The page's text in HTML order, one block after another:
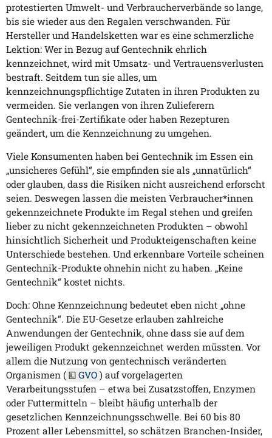
protestierten Umwelt- und Verbraucherverbände so lange,
bis sie wieder aus den Regalen verschwanden. Für
Hersteller und Handelsketten war es eine schmerzliche
Lektion: Wer in Bezug auf Gentechnik ehrlich
kennzeichnet, wird mit Umsatz- und Vertrauensverlusten
bestraft. Seitdem tun sie alles, um
kennzeichnungspflichtige Zutaten in ihren Produkten zu
vermeiden. Sie verlangen von ihren Zulieferern
Gentechnik-frei-Zertifikate oder haben Rezepturen
geändert, um die Kennzeichnung zu umgehen.
Viele Konsumenten haben bei Gentechnik im Essen ein
„unsicheres Gefühl“, sie empfinden sie als „unnatürlich“
oder glauben, dass die Risiken nicht ausreichend erforscht
seien. Deswegen lassen die meisten Verbraucher*innen
gekennzeichnete Produkte im Regal stehen und greifen
lieber zu nicht gekennzeichneten Produkten – obwohl
hinsichtlich Sicherheit und Produkteigenschaften keine
Unterschiede bestehen. Und erkennbare Vorteile scheinen
Gentechnik-Produkte ohnehin nicht zu haben. „Keine
Gentechnik“ kostet nichts.
Doch: Ohne Kennzeichnung bedeutet eben nicht „ohne
Gentechnik“. Die EU-Gesetze erlauben zahlreiche
Anwendungen der Gentechnik, ohne dass sie auf dem
jeweiligen Produkt gekennzeichnet werden müssten. Vor
allem die Nutzung von gentechnisch veränderten
Organismen (
GVO ) auf vorgelagerten
Verarbeitungsstufen – etwa bei Zusatzstoffen, Enzymen
oder Futtermitteln – bleibt häufig unterhalb der
gesetzlichen Kennzeichnungsschwelle. Bei 60 bis 80
Prozent aller Lebensmittel, so schätzen Branchen-Insider,